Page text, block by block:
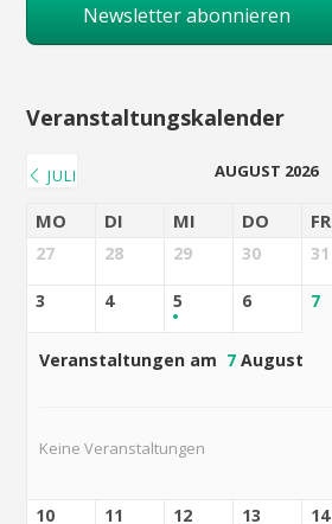
Newsletter abonnieren
Veranstaltungskalender
JULI AUGUST 2026
MO DI MI DO FR
27 28 29 30 31
3 4 5 6 7
Veranstaltungen am 7 August
Keine Veranstaltungen
10 11 12 13 14